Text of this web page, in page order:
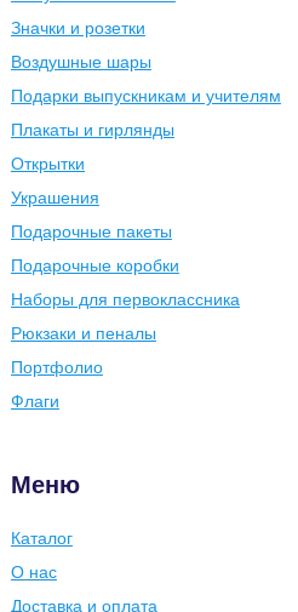
Значки и розетки
Воздушные шары
Подарки выпускникам и учителям
Плакаты и гирлянды
Открытки
Украшения
Подарочные пакеты
Подарочные коробки
Наборы для первоклассника
Рюкзаки и пеналы
Портфолио
Флаги
Меню
Каталог
О нас
Доставка и оплата